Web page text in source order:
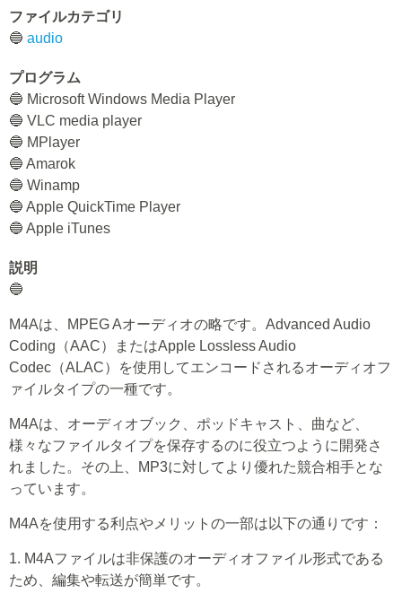
ファイルカテゴリ
🔵 audio
プログラム
🔵 Microsoft Windows Media Player
🔵 VLC media player
🔵 MPlayer
🔵 Amarok
🔵 Winamp
🔵 Apple QuickTime Player
🔵 Apple iTunes
説明
🔵
M4Aは、MPEG Aオーディオの略です。Advanced Audio
Coding（AAC）またはApple Lossless Audio
Codec（ALAC）を使用してエンコードされるオーディオフ
ァイルタイプの一種です。
M4Aは、オーディオブック、ポッドキャスト、曲など、
様々なファイルタイプを保存するのに役立つように開発さ
れました。その上、MP3に対してより優れた競合相手とな
っています。
M4Aを使用する利点やメリットの一部は以下の通りです：
1. M4Aファイルは非保護のオーディオファイル形式である
ため、編集や転送が簡単です。